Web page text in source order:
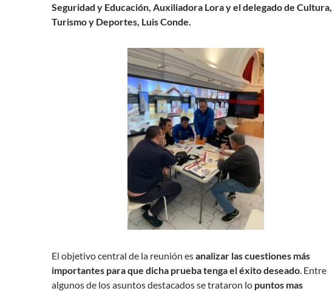
Seguridad y Educación, Auxiliadora Lora y el delegado de Cultura,
Turismo y Deportes, Luis Conde.
El objetivo central de la reunión esanalizar las cuestiones más
importantes para que dicha prueba tenga el éxito deseado. Entre
algunos de los asuntos destacados se trataron lo puntos mas